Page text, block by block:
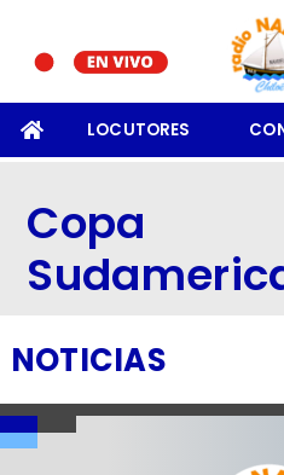
LOCUTORES
Copa
NOTICIAS